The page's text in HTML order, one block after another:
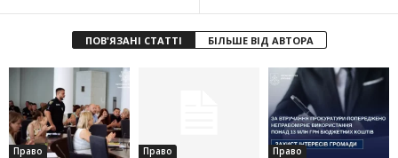
ПОВ'ЯЗАНІ СТАТТІ БІЛЬШЕ ВІД АВТОРА
Право Право Право